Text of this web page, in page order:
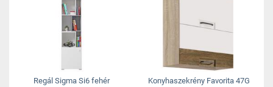
Regál Sigma Si6 fehér
Konyhaszekrény Favorita 47G